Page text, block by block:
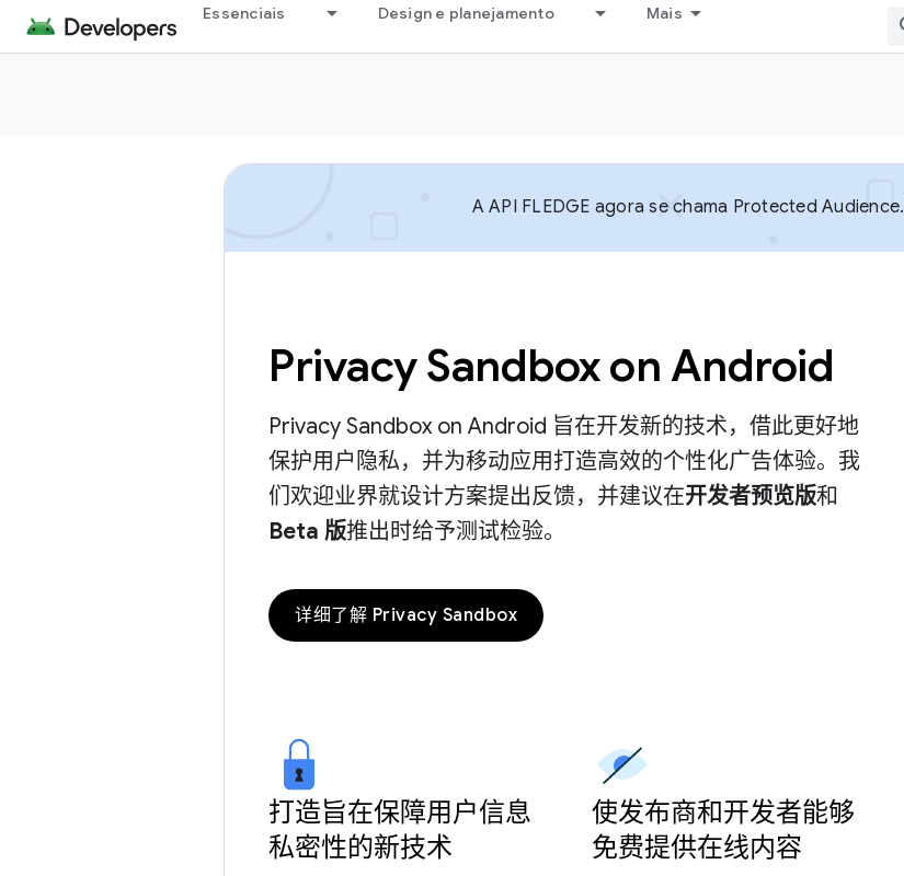
Essenciais Design e planejamento Mais
A API FLEDGE agora se chama Protected Audience.
Privacy Sandbox on Android
Privacy Sandbox on Android 旨在开发新的技术，借此更好地
保护用户隐私，并为移动应用打造高效的个性化广告体验。我
们欢迎业界就设计方案提出反馈，并建议在开发者预览版和
Beta 版推出时给予测试检验。
详细了解 Privacy Sandbox
打造旨在保障用户信息
私密性的新技术
使发布商和开发者能够
免费提供在线内容